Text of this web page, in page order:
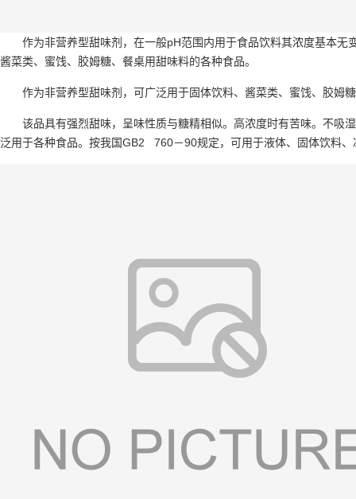
作为非营养型甜味剂，在一般pH范围内用于食品饮料其浓度基本
酱菜类、蜜饯、胶姆糖、餐桌用甜味料的各种食品。
作为非营养型甜味剂，可广泛用于固体饮料、酱菜类、蜜饯、胶姆
该品具有强烈甜味，呈味性质与糖精相似。高浓度时有苦味。不吸
泛用于各种食品。按我国GB2 760－90规定，可用于液体、固体饮料